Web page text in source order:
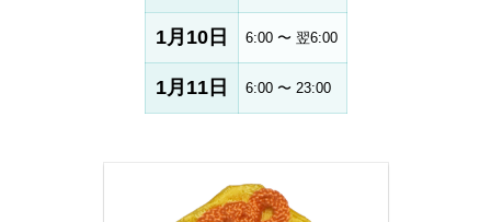
1月10日 6:00 〜 翌6:00
1月11日 6:00 〜 23:00